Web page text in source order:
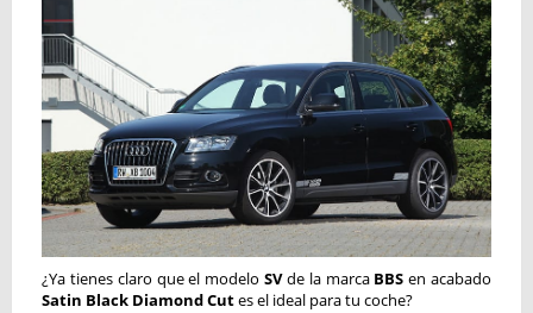
¿Ya tienes claro que el modelo SVde la marca BBS en acabado
Satin Black Diamond Cutes el ideal para tu coche?